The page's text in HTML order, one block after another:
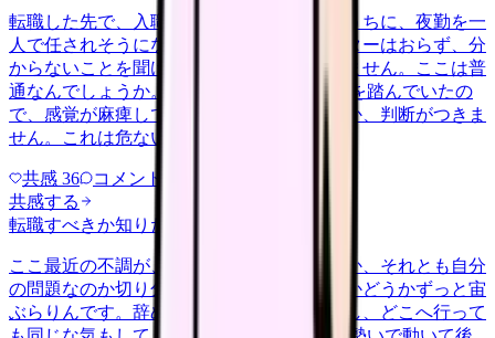
転職した先で、入職して二ヶ月も経たないうちに、夜勤を一
人で任されそうになっています。プリセプターはおらず、分
からないことを聞ける相手も日によっていません。ここは普
通なんでしょうか。 前の職場はもっと段階を踏んでいたの
で、感覚が麻痺しているのか自分が甘いのか、判断がつきま
せん。これは危ない環境なのか…
共感 36 コメント
共感する
転職すべきか知りたい
ここ最近の不調が、職場の環境のせいなのか、それとも自分
の問題なのか切り分けられず、転職すべきかどうかずっと宙
ぶらりんです。辞めれば楽になる気もするし、どこへ行って